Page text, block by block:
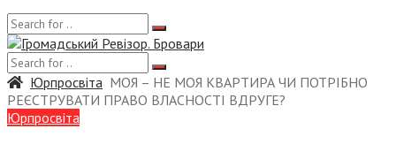
Юрпросвіта МОЯ – НЕ МОЯ КВАРТИРА ЧИ ПОТРІБНО
РЕЄСТРУВАТИ ПРАВО ВЛАСНОСТІ ВДРУГЕ?
Юрпросвіта